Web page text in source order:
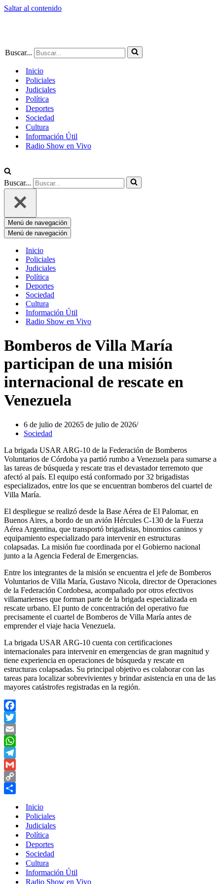
Saltar al contenido
Buscar...
Inicio
Policiales
Judiciales
Política
Deportes
Sociedad
Cultura
Información Útil
Radio Show en Vivo
Buscar...
Menú de navegación
Menú de navegación
Inicio
Policiales
Judiciales
Política
Deportes
Sociedad
Cultura
Información Útil
Radio Show en Vivo
Bomberos de Villa María
participan de una misión
internacional de rescate en
Venezuela
6 de julio de 20265 de julio de 2026
Sociedad
La brigada USAR ARG-10 de la Federación de Bomberos
Voluntarios de Córdoba ya partió rumbo a Venezuela para sumarse a
las tareas de búsqueda y rescate tras el devastador terremoto que
afectó al país. El equipo está conformado por 32 brigadistas
especializados, entre los que se encuentran bomberos del cuartel de
Villa María.
El despliegue se realizó desde la Base Aérea de El Palomar, en
Buenos Aires, a bordo de un avión Hércules C-130 de la Fuerza
Aérea Argentina, que transportó brigadistas, binomios caninos y
equipamiento especializado para intervenir en estructuras
colapsadas. La misión fue coordinada por el Gobierno nacional
junto a la Agencia Federal de Emergencias.
Entre los integrantes de la misión se encuentra el jefe de Bomberos
Voluntarios de Villa María, Gustavo Nicola, director de Operaciones
de la Federación Cordobesa, acompañado por otros efectivos
villamarienses que forman parte de la brigada especializada en
rescate urbano. El punto de concentración del operativo fue
precisamente el cuartel de Bomberos de Villa María antes de
emprender el viaje hacia Venezuela.
La brigada USAR ARG-10 cuenta con certificaciones
internacionales para intervenir en emergencias de gran magnitud y
tiene experiencia en operaciones de búsqueda y rescate en
estructuras colapsadas. Su principal objetivo es colaborar con las
tareas para localizar sobrevivientes y brindar asistencia en una de las
mayores catástrofes registradas en la región.
Facebook
Twitter
Email
WhatsApp
Telegram
Gmail
Copy
Inicio
Policiales
Judiciales
Política
Deportes
Sociedad
Cultura
Información Útil
Radio Show en Vivo